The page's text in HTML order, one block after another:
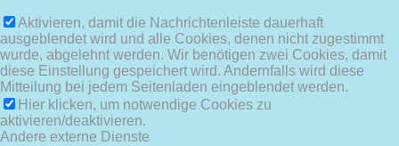
Aktivieren, damit die Nachrichtenleiste dauerhaft
ausgeblendet wird und alle Cookies, denen nicht zugestimmt
wurde, abgelehnt werden. Wir benötigen zwei Cookies, damit
diese Einstellung gespeichert wird. Andernfalls wird diese
Mitteilung bei jedem Seitenladen eingeblendet werden.
Hier klicken, um notwendige Cookies zu
aktivieren/deaktivieren.
Andere externe Dienste